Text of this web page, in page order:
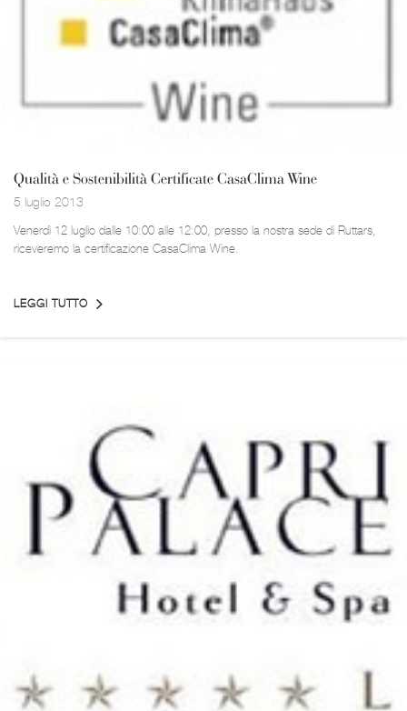
Qualità e Sostenibilità Certificate CasaClima Wine
5 luglio 2013
Venerdì 12 luglio dalle 10:00 alle 12:00, presso la nostra sede di Ruttars,
riceveremo la certificazione CasaClima Wine.
LEGGI TUTTO